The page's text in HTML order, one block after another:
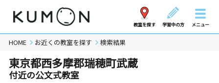
教室を探す 学習中の方 メニュー
HOME お近くの教室を探す 検索結果
東京都西多摩郡瑞穂町武蔵
付近の公文式教室